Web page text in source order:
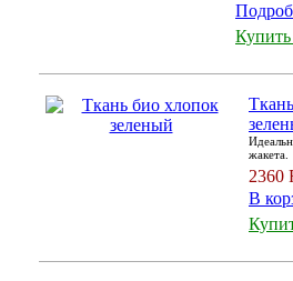
жакета.
2360
В